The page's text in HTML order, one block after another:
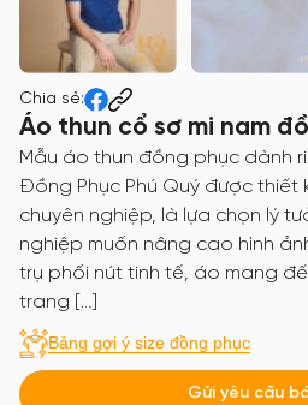
Chia sẻ:
Áo thun cổ sơ mi nam
Mẫu áo thun đồng phục dành
Đồng Phục Phú Quý được thiết
chuyên nghiệp, là lựa chọn lý
nghiệp muốn nâng cao hình
trụ phối nút tinh tế, áo mang
trang […]
Bảng gợi ý size đồng phục
Gửi yêu cầu